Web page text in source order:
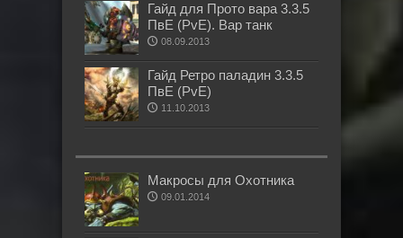
Гайд для Прото вара 3.3.5
ПвЕ (PvE). Вар танк
08.09.2013
Гайд Ретро паладин 3.3.5
ПвЕ (PvE)
11.10.2013
Макросы для Охотника
09.01.2014